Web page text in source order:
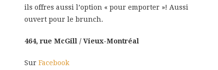
ils offres aussi l’option « pour emporter »! Aussi
ouvert pour le brunch.
464, rue McGill / Vieux-Montréal
Sur Facebook